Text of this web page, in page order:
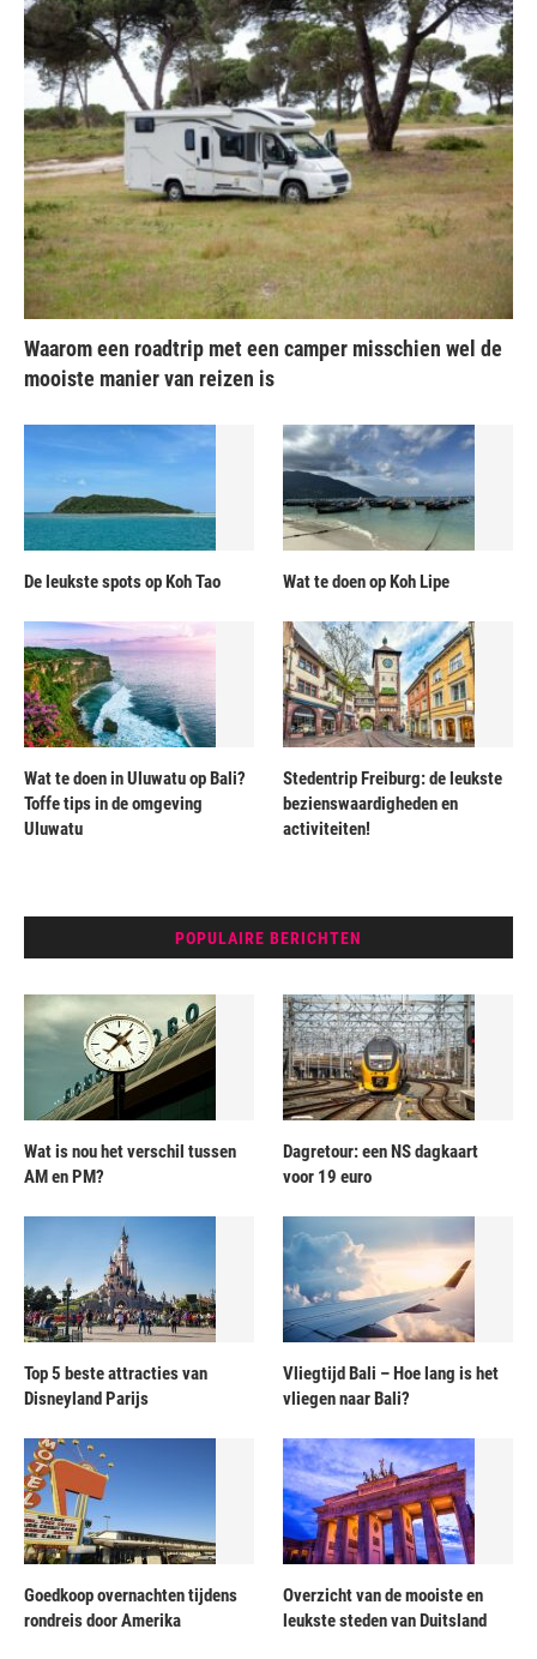
Waarom een roadtrip met een camper misschien wel de
mooiste manier van reizen is
De leukste spots op Koh Tao Wat te doen op Koh Lipe
Wat te doen in Uluwatu op Bali?
Toffe tips in de omgeving
Uluwatu
Stedentrip Freiburg: de leukste
bezienswaardigheden en
activiteiten!
POPULAIRE BERICHTEN
Wat is nou het verschil tussen
AM en PM?
Dagretour: een NS dagkaart
voor 19 euro
Top 5 beste attracties van
Disneyland Parijs
Vliegtijd Bali – Hoe lang is het
vliegen naar Bali?
Goedkoop overnachten tijdens
rondreis door Amerika
Overzicht van de mooiste en
leukste steden van Duitsland